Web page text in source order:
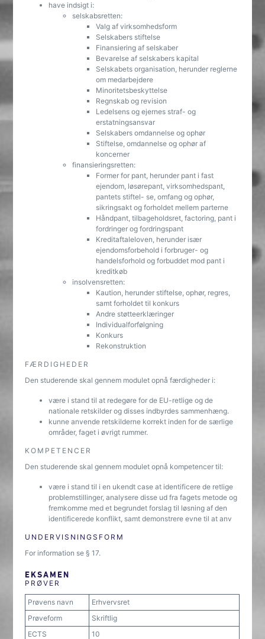
have indsigt i:
selskabsretten:
Valg af virksomhedsform
Selskabers stiftelse
Finansiering af selskaber
Bevarelse af selskabers kapital
Selskabets organisation, herunder reglerne
om medarbejdere
Minoritetsbeskyttelse
Regnskab og revision
Ledelsens og ejernes straf- og
erstatningsansvar
Selskabers omdannelse og ophør
Stiftelse, omdannelse og ophør af
koncerner
finansieringsretten:
Former for pant, herunder pant i fast
ejendom, løsørepant, virksomhedspant,
pantets stiftel- se, omfang og ophør,
sikringsakt og forholdet mellem parterne
Håndpant, tilbageholdsret, factoring, pant i
fordringer og fordringspant
Kreditaftaleloven, herunder især
ejendomsforbehold i forbruger- og
handelsforhold og forbuddet mod pant i
kreditkøb
insolvensretten:
Kaution, herunder stiftelse, ophør, regres,
samt forholdet til konkurs
Andre støtteerklæringer
Individualforfølgning
Konkurs
Rekonstruktion
FÆRDIGHEDER
Den studerende skal gennem modulet opnå færdigheder i:
være i stand til at redegøre for de EU-retlige og de
nationale retskilder og disses indbyrdes sammenhæng.
kunne anvende retskilderne korrekt inden for de særlige
områder, faget i øvrigt rummer.
KOMPETENCER
Den studerende skal gennem modulet opnå kompetencer til:
være i stand til i en ukendt case at identificere de retlige
problemstillinger, analysere disse ud fra fagets metode og
fremkomme med et begrundet forslag til løsning af den
identificerede konflikt, samt demonstrere evne til at anv
UNDERVISNINGSFORM
For information se § 17.
EKSAMEN
PRØVER
Prøvens navn
Erhvervsret
Prøveform
Skriftlig
ECTS
10